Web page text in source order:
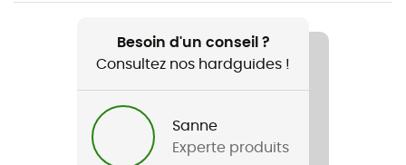
Randonnée / Trekking / Ski
Besoin d'un conseil ?
Consultez nos hardguides !
Sanne
Experte produits